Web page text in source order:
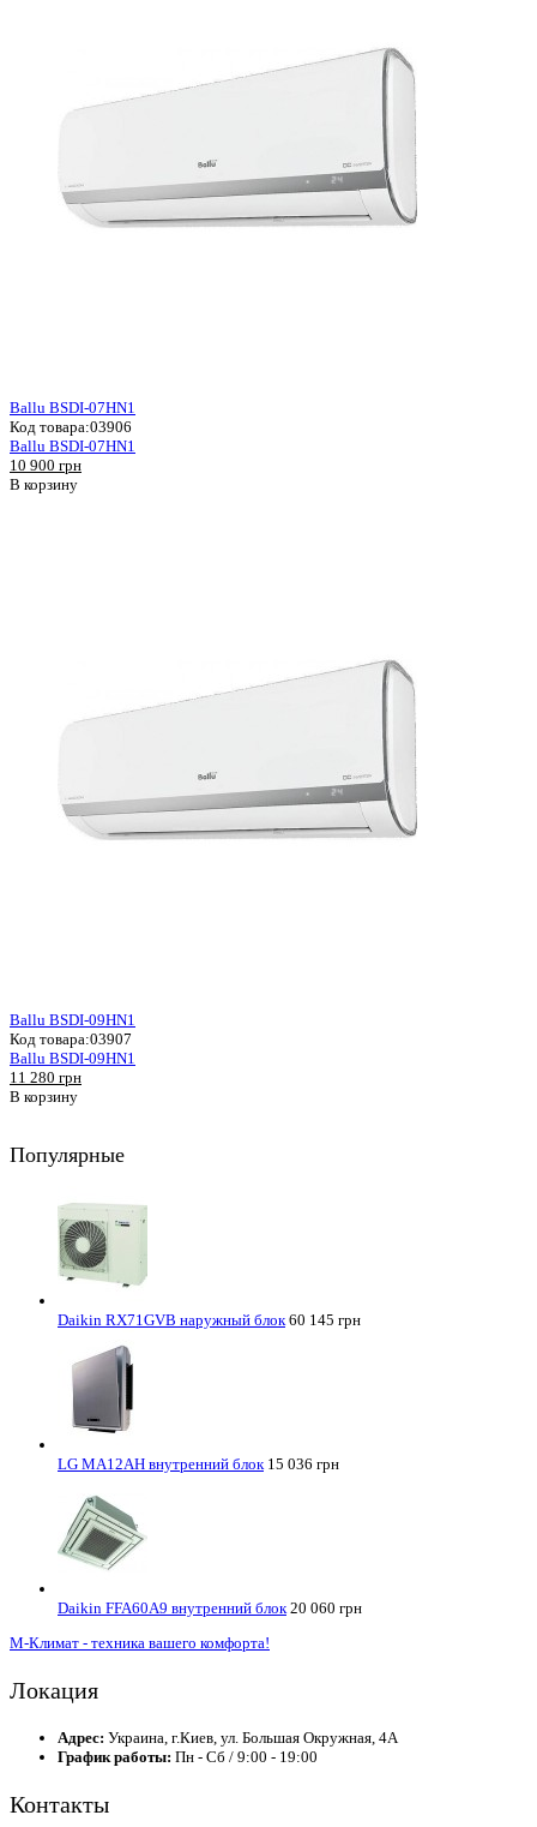
Ballu BSDI-07HN1
Код товара:03906
Ballu BSDI-07HN1
10 900 грн
В корзину
Ballu BSDI-09HN1
Код товара:03907
Ballu BSDI-09HN1
11 280 грн
В корзину
Популярные
Daikin RX71GVB наружный блок 60 145 грн
LG MA12AH внутренний блок 15 036 грн
Daikin FFA60A9 внутренний блок 20 060 грн
М-Климат - техника вашего комфорта!
Локация
Адрес: Украина, г.Киев, ул. Большая Окружная, 4А
График работы: Пн - Сб / 9:00 - 19:00
Контакты